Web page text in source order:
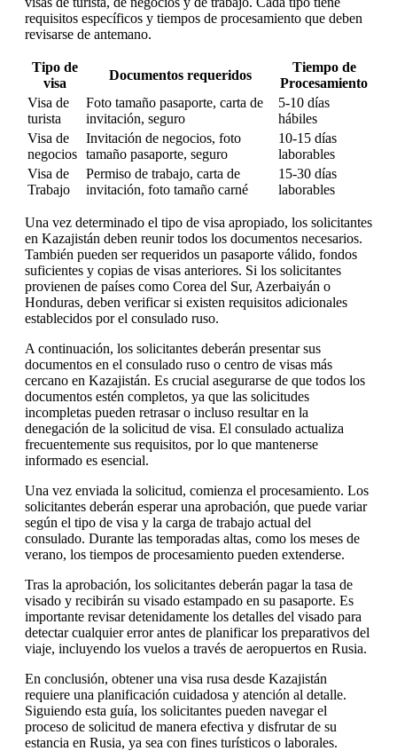
requisitos específicos y tiempos de procesamiento que deben
revisarse de antemano.
Tipo de
visa
Documentos requeridos
Tiempo de
Procesamiento
Visa de
turista
Foto tamaño pasaporte, carta de
invitación, seguro
5-10 días
hábiles
Visa de
negocios
Invitación de negocios, foto
tamaño pasaporte, seguro
10-15 días
laborables
Visa de
Trabajo
Permiso de trabajo, carta de
invitación, foto tamaño carné
15-30 días
laborables
Una vez determinado el tipo de visa apropiado, los solicitantes
en Kazajistán deben reunir todos los documentos necesarios.
También pueden ser requeridos un pasaporte válido, fondos
suficientes y copias de visas anteriores. Si los solicitantes
provienen de países como Corea del Sur, Azerbaiyán o
Honduras, deben verificar si existen requisitos adicionales
establecidos por el consulado ruso.
A continuación, los solicitantes deberán presentar sus
documentos en el consulado ruso o centro de visas más
cercano en Kazajistán. Es crucial asegurarse de que todos los
documentos estén completos, ya que las solicitudes
incompletas pueden retrasar o incluso resultar en la
denegación de la solicitud de visa. El consulado actualiza
frecuentemente sus requisitos, por lo que mantenerse
informado es esencial.
Una vez enviada la solicitud, comienza el procesamiento. Los
solicitantes deberán esperar una aprobación, que puede variar
según el tipo de visa y la carga de trabajo actual del
consulado. Durante las temporadas altas, como los meses de
verano, los tiempos de procesamiento pueden extenderse.
Tras la aprobación, los solicitantes deberán pagar la tasa de
visado y recibirán su visado estampado en su pasaporte. Es
importante revisar detenidamente los detalles del visado para
detectar cualquier error antes de planificar los preparativos del
viaje, incluyendo los vuelos a través de aeropuertos en Rusia.
En conclusión, obtener una visa rusa desde Kazajistán
requiere una planificación cuidadosa y atención al detalle.
Siguiendo esta guía, los solicitantes pueden navegar el
proceso de solicitud de manera efectiva y disfrutar de su
estancia en Rusia, ya sea con fines turísticos o laborales.